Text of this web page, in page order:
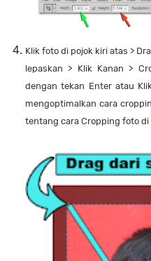
Klik foto di pojok kiri atas >
lepaskan > Klik Kanan >
dengan tekan Enter atau
mengoptimalkan cara
tentang cara Cropping foto di